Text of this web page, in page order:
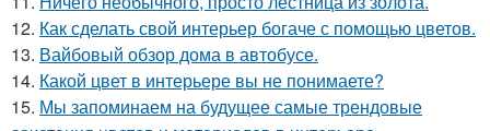
12. Как сделать свой интерьер богаче с помощью цветов.
13. Вайбовый обзор дома в автобусе.
14. Какой цвет в интерьере вы не понимаете?
15. Мы запоминаем на будущее самые трендовые